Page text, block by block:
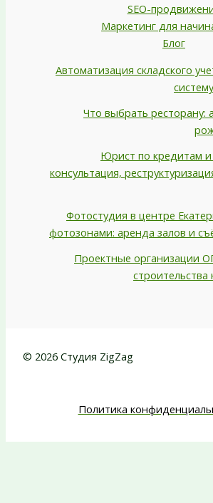
SEO-
Маркетинг для
Блог
Автоматизация складского
Что выбрать ресторану:
Юрист по кредитам и
консультация,
Фотостудия в центре
фотозонами: аренда залов и
Проектные организации
© 2026 Студия ZigZag
Политика